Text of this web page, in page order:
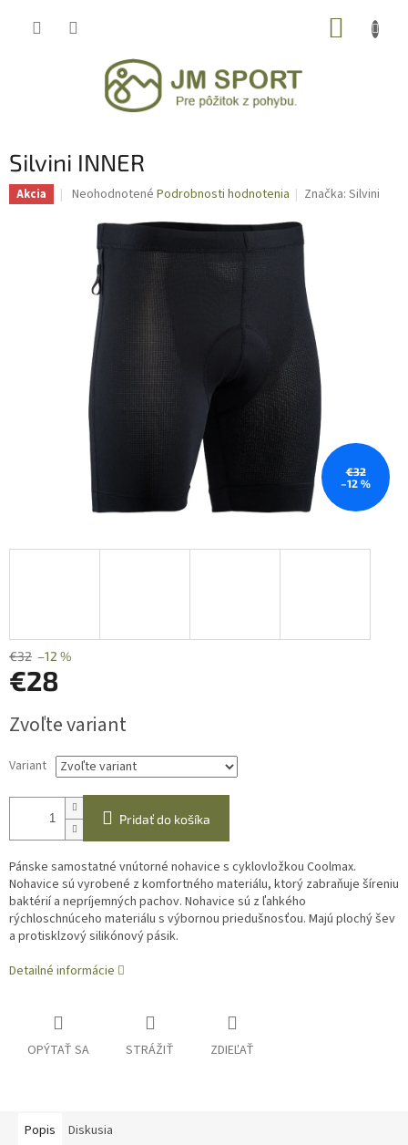
Silvini INNER
Akcia
Priemerné
produktu
hviezdičiek.
Neohodnotené Podrobnosti hodnotenia Značka:Silvini
€32
–12 %
€32 –12 %
€28
cena:
Zvoľte variant
Variant
Pridať do košíka
Pánske samostatné vnútorné nohavice s cyklovložkou Coolmax.
Nohavice sú vyrobené z komfortného materiálu, ktorý zabraňuje šíreniu
baktérií a nepríjemných pachov. Nohavice sú z ľahkého
rýchloschnúceho materiálu s výbornou priedušnosťou. Majú plochý šev
a protisklzový silikónový pásik.
Detailné informácie
OPÝTAŤ SA STRÁŽIŤ ZDIEĽAŤ
Popis Diskusia